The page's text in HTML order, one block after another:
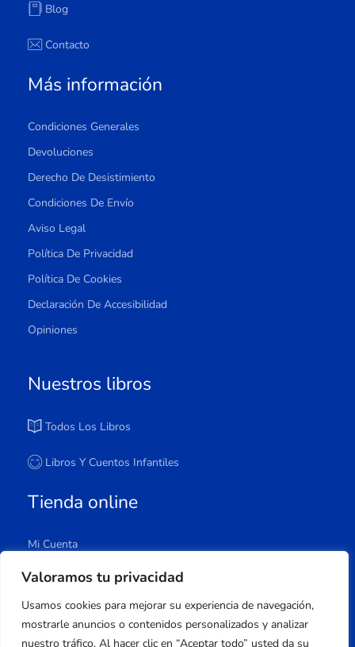
Valoramos tu privacidad
Usamos cookies para mejorar su experiencia de navegación,
mostrarle anuncios o contenidos personalizados y analizar
nuestro tráfico. Al hacer clic en “Aceptar todo” usted da su
Blog
Contacto
Más información
Condiciones Generales
Devoluciones
Derecho De Desistimiento
Condiciones De Envío
Aviso Legal
Política De Privacidad
Política De Cookies
Declaración De Accesibilidad
Opiniones
Nuestros libros
Todos Los Libros
Libros Y Cuentos Infantiles
Tienda online
Mi Cuenta
Carrito
Lista De Deseos